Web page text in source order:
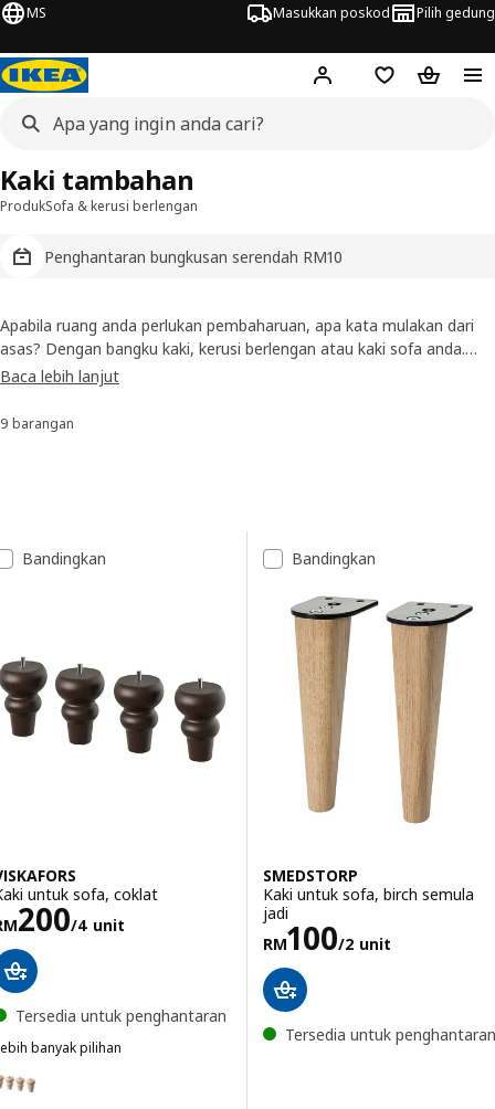
MS Masukkan poskod Pilih gedung
Hej! Log masuk
Senarai beli-
Troli
ProdukSofa & kerusi berlengan
Penghantaran bungkusan serendah RM10
Kaki tambahan
Apabila ruang anda perlukan pembaharuan, apa kata mulakan dari
asas? Dengan bangku kaki, kerusi berlengan atau kaki sofa anda.
Banyak siri tempat duduk kami mempunyai pilihan lebih kaki — jadi
dan hidupkan semula bilik anda, semudah itu.
Baca lebih lanjut
Susun dan Penapis
9 barangan
Senarai keputusan
Bandingkan
untuk sofa, coklat
200/4 unitRM 200/4 unit
Tersedia untuk penghantaran
banyak pilihan
VISKAFORS, Kaki untuk sofa, birch
Bandingkan
SMEDSTORP
Kaki untuk sofa, birch semula
jadi
RM100/2 unit
Harga RM
Tersedia untuk penghantaran